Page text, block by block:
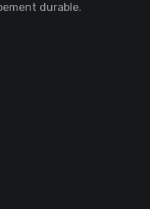
durable.